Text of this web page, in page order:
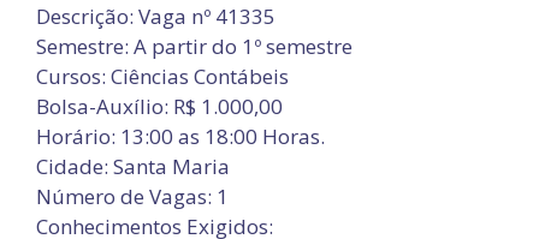
Descrição: Vaga nº 41335
Semestre: A partir do 1º semestre
Cursos: Ciências Contábeis
Bolsa-Auxílio: R$ 1.000,00
Horário: 13:00 as 18:00 Horas.
Cidade: Santa Maria
Número de Vagas: 1
Conhecimentos Exigidos: